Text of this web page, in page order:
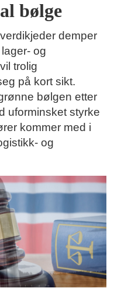
bølge
demper
og
trolig
på kort sikt.
bølgen etter
uforminsket styrke
kommer med i
og